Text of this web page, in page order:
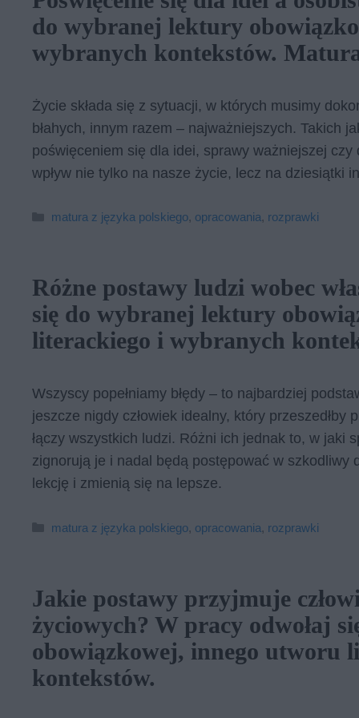
do wybranej lektury
wybranych kontekstów.
Życie składa się z sytuacji, w których musimy
błahych, innym razem – najważniejszych. Takich
poświęceniem się dla idei, sprawy ważniejszej
wpływ nie tylko na nasze życie, lecz na dziesiątki
Kategorie
matura z języka polskiego, opracowania, rozprawki
Różne postawy ludzi wobec
się do wybranej lektury
literackiego i wybranych
Wszyscy popełniamy błędy – to najbardziej
jeszcze nigdy człowiek idealny, który przeszedłby
łączy wszystkich ludzi. Różni ich jednak to, w jaki
zignorują je i nadal będą postępować w szkodliwy
lekcję i zmienią się na lepsze.
Kategorie
matura z języka polskiego, opracowania, rozprawki
Jakie postawy przyjmuje
życiowych? W pracy odwołaj
obowiązkowej, innego utworu
kontekstów.